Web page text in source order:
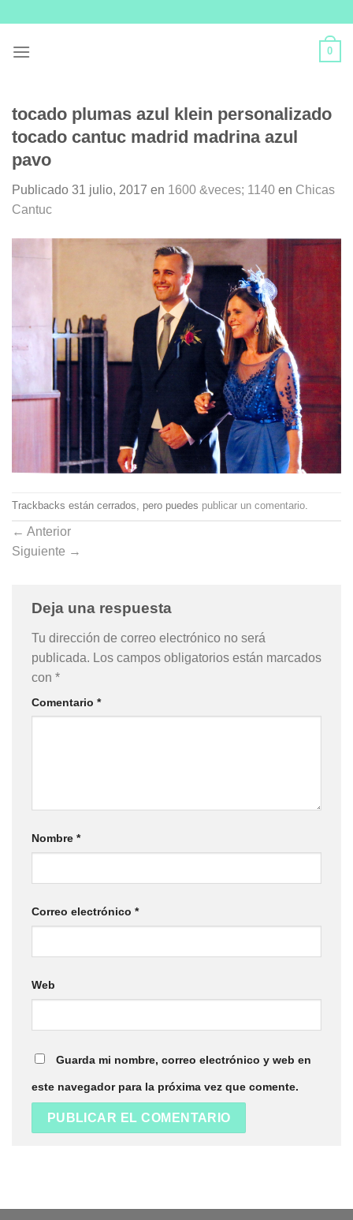
content
0
tocado plumas azul klein personalizado
tocado cantuc madrid madrina azul
pavo
Publicado 31 julio, 2017 en 1600 &veces; 1140 en Chicas
Cantuc
Trackbacks están cerrados, pero puedes publicar un comentario.
← Anterior
Siguiente →
Deja una respuesta
Tu dirección de correo electrónico no será
publicada. Los campos obligatorios están marcados
con *
Comentario *
Nombre *
Correo electrónico *
Web
Guarda mi nombre, correo electrónico y web en
este navegador para la próxima vez que comente.